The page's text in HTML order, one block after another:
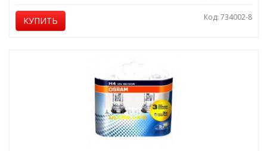
КУПИТЬ Код: 734002-8